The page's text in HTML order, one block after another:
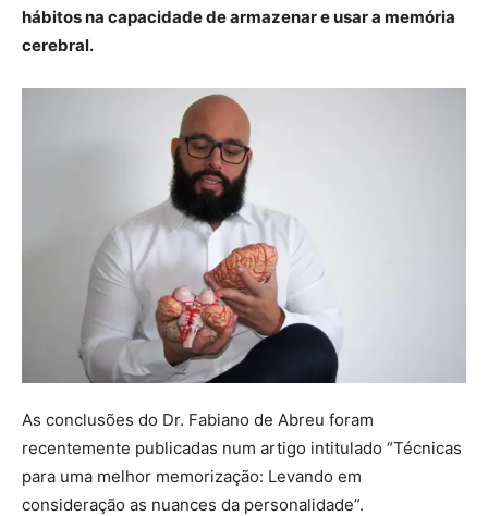
hábitos na capacidade de armazenar e usar a memória
cerebral.
As conclusões do Dr. Fabiano de Abreu foram
recentemente publicadas num artigo intitulado “Técnicas
para uma melhor memorização: Levando em
consideração as nuances da personalidade”.